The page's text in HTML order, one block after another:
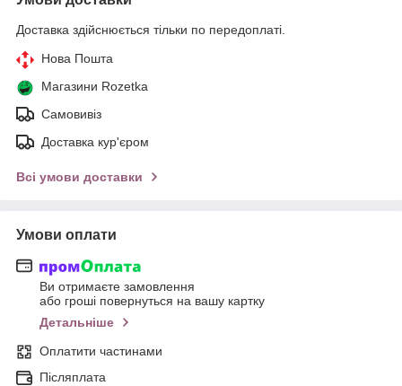
Доставка здійснюється тільки по передоплаті.
Нова Пошта
Магазини Rozetka
Самовивіз
Доставка кур'єром
Всі умови доставки
Умови оплати
Ви отримаєте замовлення
або гроші повернуться на вашу картку
Детальніше
Оплатити частинами
Післяплата